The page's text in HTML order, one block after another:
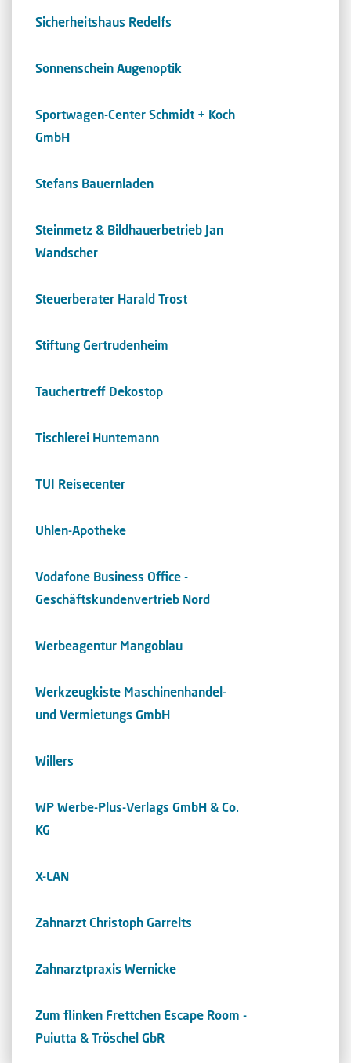
Sicherheitshaus Redelfs
Sonnenschein Augenoptik
Sportwagen-Center Schmidt + Koch
GmbH
Stefans Bauernladen
Steinmetz & Bildhauerbetrieb Jan
Wandscher
Steuerberater Harald Trost
Stiftung Gertrudenheim
Tauchertreff Dekostop
Tischlerei Huntemann
TUI Reisecenter
Uhlen-Apotheke
Vodafone Business Office -
Geschäftskundenvertrieb Nord
Werbeagentur Mangoblau
Werkzeugkiste Maschinenhandel-
und Vermietungs GmbH
Willers
WP Werbe-Plus-Verlags GmbH & Co.
KG
X-LAN
Zahnarzt Christoph Garrelts
Zahnarztpraxis Wernicke
Zum flinken Frettchen Escape Room -
Puiutta & Tröschel GbR